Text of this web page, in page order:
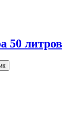
50 литров